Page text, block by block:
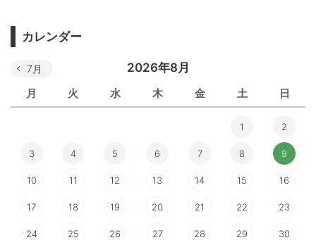
カレンダー
2026年8月
月 火 水 木 金 土 日
7月
1 2
3 4 5 6 7 8 9
10 11 12 13 14 15 16
17 18 19 20 21 22 23
24 25 26 27 28 29 30